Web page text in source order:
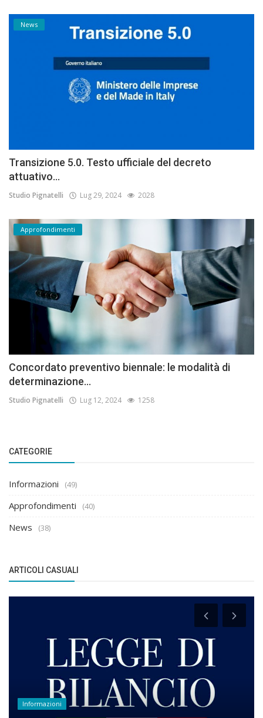
News
Transizione 5.0. Testo ufficiale del decreto
attuativo...
Studio Pignatelli Lug 29, 2024 2028
Approfondimenti
Concordato preventivo biennale: le modalità di
determinazione...
Studio Pignatelli Lug 12, 2024 1258
CATEGORIE
Informazioni (49)
Approfondimenti (40)
News (38)
ARTICOLI CASUALI
Informazioni